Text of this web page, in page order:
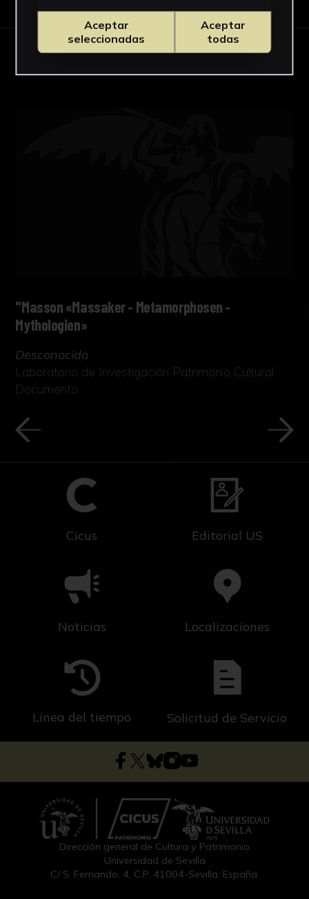
OBRAS RELACIONADAS
"Masson «Massaker - Metamorphosen -
Mythologien»
Desconocido
Laboratorio de Investigación Patrimonio Cultural
Documento
Cicus Editorial US
Noticias Localizaciones
Línea del tiempo Solicitud de Servicio
Dirección general de Cultura y Patrimonio
Universidad de Sevilla
C/ S. Fernando, 4, C.P. 41004-Sevilla, España.
Aceptar
seleccionadas
Aceptar
todas